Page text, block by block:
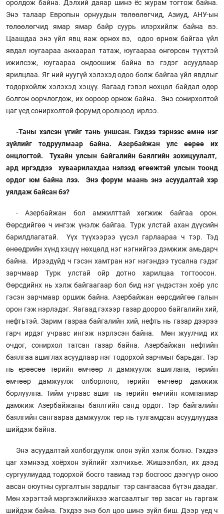
оролдож байна. Дэлхий даяар шинэ ёс журам тогтож байна.
Энэ талаар Европын орнуудын төлөөлөгчид, Азиуд, АНУ-ын
төлөөлөгчид ямар ямар байр суурь илэрхийлж байна вэ.
Цаашдаа энэ үйл явц яаж өрнөх вэ, одоо өрнөж байгаа үйл
явдал юугаараа анхаарал татаж, юугаараа өнгөрсөн түүхтэй
ижилсэж, юугаараа ондоошиж байна вэ гэдэг асуудлаар
ярилцлаа. Яг ний нуугүй хэлэхэд одоо болж байгаа үйл явдлыг
тодорхойлж хэлэхэд хэцүү. Яагаад гэвэл нөхцөл байдал өдөр
болгон өөрчлөгдөж, их өөрөөр өрнөж байна. Энэ сонирхолтой
цаг үед сонирхолтой форумд оролцоод ирлээ.
-Таны хэлсэн үгийг тань уншсан. Гэхдээ тэрнээс өмнө нэг
зүйлийг тодруулмаар байна. Азербайжан улс өөрөө их
онцлогтой. Тухайн улсын байгалийн баялгийн зохицуулалт,
ард иргэддээ хуваарилахдаа нэлээд өгөөжтэй улсын тоонд
ордог юм байна лээ. Энэ форум маань энэ асуудалтай хэр
уялдаж байсан бэ?
- Азербайжан бол амжилттай хөгжиж байгаа орон.
Өөрсдийгөө ч ингэж үнэлж байгаа. Турк улстай ахан дүүсийн
барилдлагатай. Үүх түүхээрээ үүсэл гарлаараа ч тэр. Тэд
өнөөдрийн хүнд хэцүү нөхцөлд нэг нэгнийгээ дэмжиж амьдарч
байна. Ирээдүйд ч гэсэн хамтран нэг нэгэндээ тусална гэдэг
зарчмаар Турк улстай ойр дотно харилцаа тогтоосон.
Өөрсдийнх нь хэлж байгаагаар бол бид нэг үндэстэн хоёр улс
гэсэн зарчмаар оршиж байна. Азербайжан өөрсдийгөө галын
орон гэж нэрлэдэг. Яагаад гэхээр газар доороо байгалийн хий,
нефтьтэй. Зарим газраа байгалийн хий, нефть нь газар дээрээ
гарч ирдэг учраас ингэж нэрлэсэн байна. Мөн жуулчид их
очдог, сонирхол татсан газар байна. Азербайжан нефтийн
баялгаа ашиглах асуудлаар нэг тодорхой зарчмыг барьдаг. Тэр
нь ерөөсөө төрийн өмчөөр л дамжуулж ашиглана, төрийн
өмчөөр дамжуулж олборлоно, төрийн өмчөөр дамжиж
борлуулна. Тийм учраас ашиг нь төрийн өмчийн компаниар
дамжиж Азербайжаны баялгийн санд ордог. Тэр байгалийн
баялгийн сангаараа дамжуулж төр нь тулгамдсан асуудлуудаа
шийдэж байна.
Энэ асуудалтай холбогдуулж олон зүйл хэлж болно. Гэхдээ
цаг хэмнээд хоёрхон зүйлийг хэлчихье. Жишээлбэл, их дээд
сургуулиудад тодорхой босго тавиад тэр босгоос дээгүүр оноо
авсан оюутны сургалтын зардлыг тэр сангаасаа бүтэн даадаг.
Мөн хэрэгтэй мэргэжлийнхээ жагсаалтыг төр засаг нь гаргаж
шийдэж байна. Гэхдээ энэ бол цоо шинэ зүйл биш. Дээр үед ч